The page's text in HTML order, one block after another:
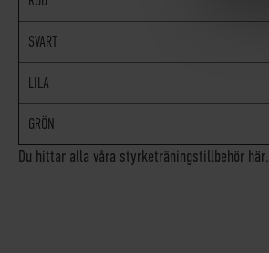
SVART
LILA
GRÖN
Du hittar alla våra styrketräningstillbehör här.